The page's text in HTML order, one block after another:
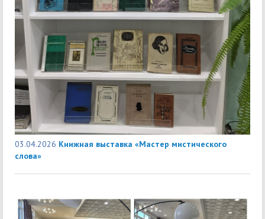
03.04.2026 Книжная выставка «Мастер мистического
слова»